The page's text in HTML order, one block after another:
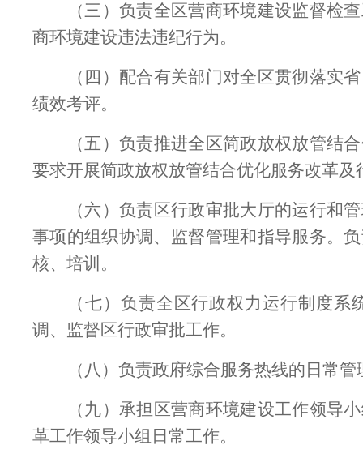
（三）负责全区营商环境建设监督检
商环境建设违法违纪行为。
（四）配合有关部门对全区贯彻落实
绩效考评。
（五）负责推进全区简政放权放管结
要求开展简政放权放管结合优化服务改革
（六）负责区行政审批大厅的运行和
事项的组织协调、监督管理和指导服务。
核、培训。
（七）负责全区行政权力运行制度
调、监督区行政审批工作。
（八）负责政府综合服务热线的日常
（九）承担区营商环境建设工作领导
革工作领导小组日常工作。